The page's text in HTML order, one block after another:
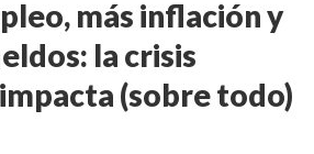
más inflación y
la crisis
(sobre todo)